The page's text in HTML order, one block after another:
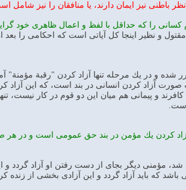
باطنى نيز ايمان دارند، يا منافقان را نيز شامل
را كه حداقل با لفظ و اعمال ظاهرى خود
و نظير اينجا كل آياتى است كه احكامى را
شده و در يك مرحله تنها آزاد كردن "رقبة
صورت آزاد كردن انسانى در بند است، كه اين
و پيمانى هم ميان اين دو قوم در كار نيست،
كردن يك مؤمن در بند حق عمومى است و در هر
ديگر بجاى از دست رفتن او آزاد گردد و
كه بايد آزاد گردد و اين آزادى بخشى از زنده